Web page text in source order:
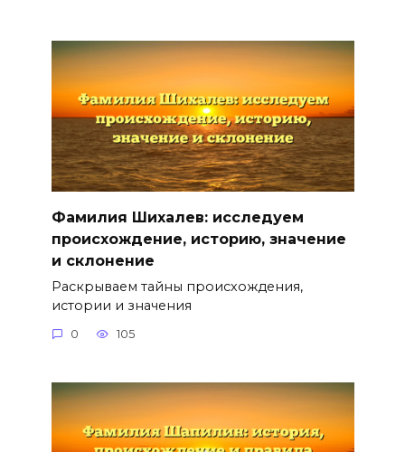
Фамилия Шихалев: исследуем
происхождение, историю, значение
и склонение
Раскрываем тайны происхождения,
истории и значения
0 105